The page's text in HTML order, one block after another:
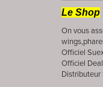
Le Shop
On vous
Officiel
Officiel
Distributeur